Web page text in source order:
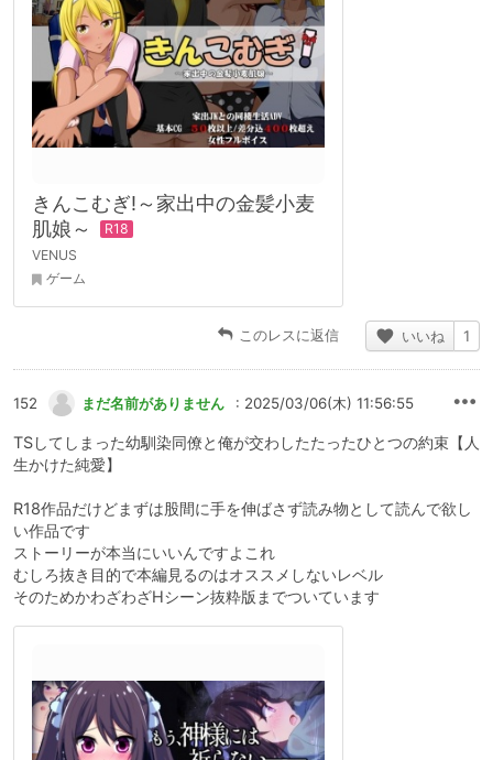
きんこむぎ!～家出中の金髪小麦
肌娘～
VENUS
ゲーム
このレスに返信 いいね 1
152 まだ名前がありません : 2025/03/06(木) 11:56:55
TSしてしまった幼馴染同僚と俺が交わしたたったひとつの約束【人
生かけた純愛】
R18作品だけどまずは股間に手を伸ばさず読み物として読んで欲し
い作品です
ストーリーが本当にいいんですよこれ
むしろ抜き目的で本編見るのはオススメしないレベル
そのためかわざわざHシーン抜粋版までついています